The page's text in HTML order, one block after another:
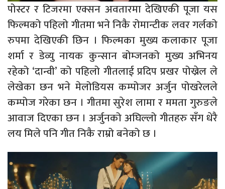
पोस्टर र टिजरमा एक्सन अवतारमा देखिएकी पूजा यस
फिल्मको पहिलो गीतमा भने निकै रोमान्टीक लवर गर्लको
रुपमा देखिएकी छिन । फिल्मका मुख्य कलाकार पूजा
शर्मा र डेव्यु नायक कुन्सान बोम्जनको मुख्य अभिनय
रहेको ‘दान्वी’ को पहिलो गीतलाई प्रदिप प्रखर पोख्रेल ले
लेखेका छन भने मेलोडियस कम्पोजर अर्जुन पोखरेलले
कम्पोज गरेका छन । गीतमा सुरेश लामा र ममता गुरुङले
आवाज दिएका छन । अर्जुनको अघिल्लो गीतहरु सँग धेरै
लय मिले पनि गीत निकै राम्रो बनेको छ ।